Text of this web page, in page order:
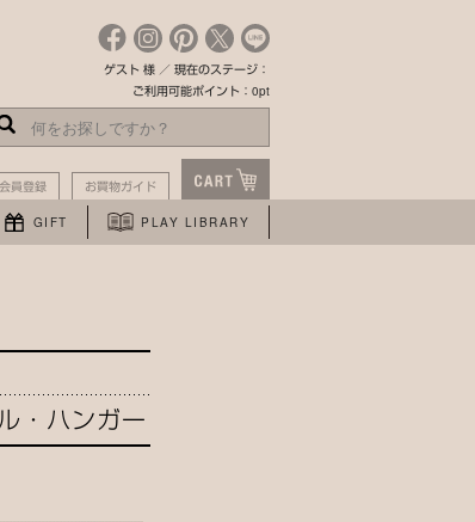
ゲスト 様 ／ 現在のステージ：
ご利用可能ポイント：0pt
会員登録 お買物ガイド
GIFT PLAY LIBRARY
・ハンガー